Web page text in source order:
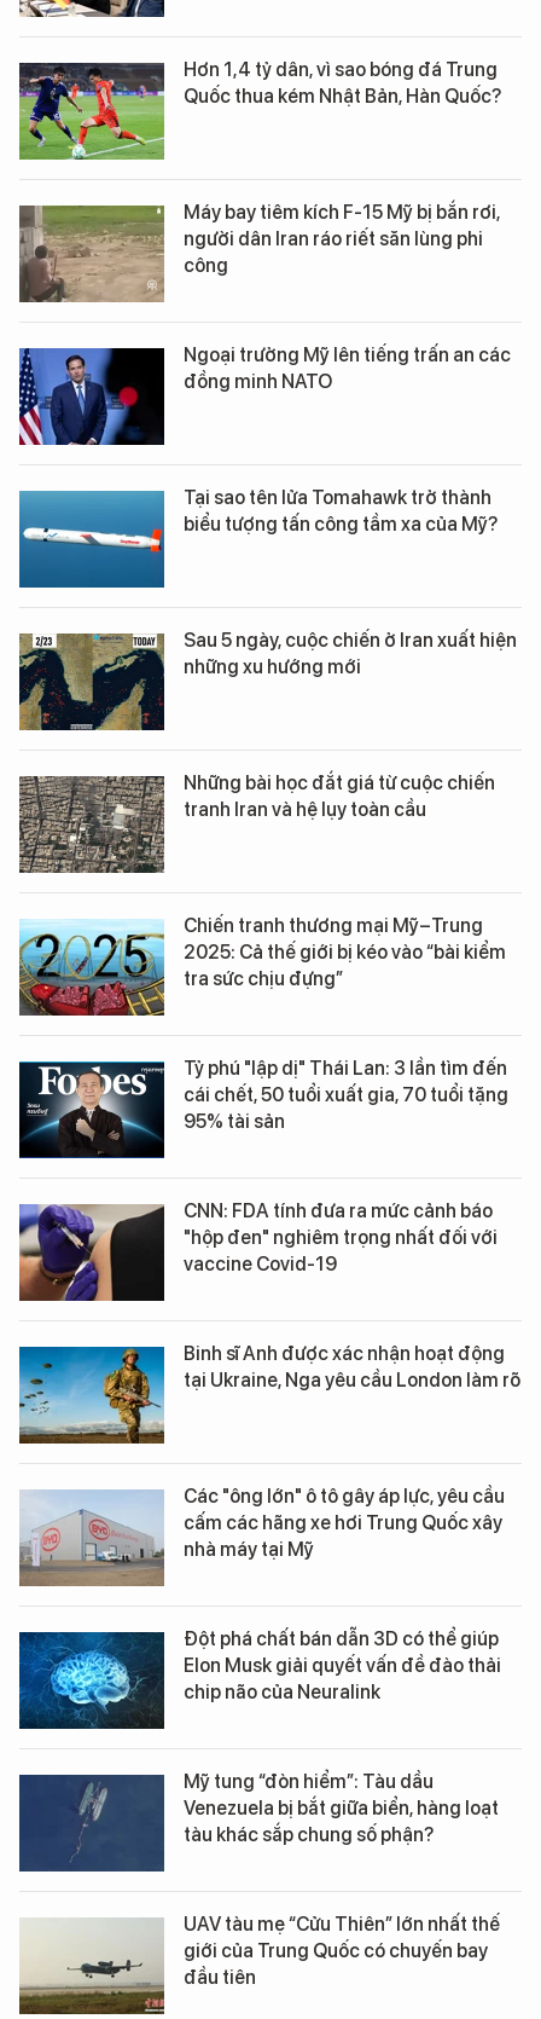
Hơn 1,4 tỷ dân, vì sao bóng đá Trung
Quốc thua kém Nhật Bản, Hàn Quốc?
Máy bay tiêm kích F-15 Mỹ bị bắn rơi,
người dân Iran ráo riết săn lùng phi
công
Ngoại trưởng Mỹ lên tiếng trấn an các
đồng minh NATO
Tại sao tên lửa Tomahawk trở thành
biểu tượng tấn công tầm xa của Mỹ?
Sau 5 ngày, cuộc chiến ở Iran xuất hiện
những xu hướng mới
Những bài học đắt giá từ cuộc chiến
tranh Iran và hệ lụy toàn cầu
Chiến tranh thương mại Mỹ–Trung
2025: Cả thế giới bị kéo vào “bài kiểm
tra sức chịu đựng”
Tỷ phú "lập dị" Thái Lan: 3 lần tìm đến
cái chết, 50 tuổi xuất gia, 70 tuổi tặng
95% tài sản
CNN: FDA tính đưa ra mức cảnh báo
"hộp đen" nghiêm trọng nhất đối với
vaccine Covid-19
Binh sĩ Anh được xác nhận hoạt động
tại Ukraine, Nga yêu cầu London làm rõ
Các "ông lớn" ô tô gây áp lực, yêu cầu
cấm các hãng xe hơi Trung Quốc xây
nhà máy tại Mỹ
Đột phá chất bán dẫn 3D có thể giúp
Elon Musk giải quyết vấn đề đào thải
chip não của Neuralink
Mỹ tung “đòn hiểm”: Tàu dầu
Venezuela bị bắt giữa biển, hàng loạt
tàu khác sắp chung số phận?
UAV tàu mẹ “Cửu Thiên” lớn nhất thế
giới của Trung Quốc có chuyến bay
đầu tiên